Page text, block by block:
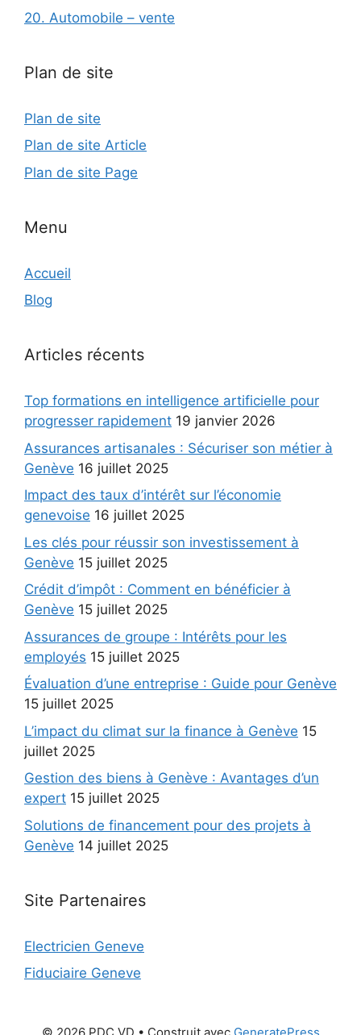
20. Automobile – vente
Plan de site
Plan de site
Plan de site Article
Plan de site Page
Menu
Accueil
Blog
Articles récents
Top formations en intelligence artificielle pour
progresser rapidement 19 janvier 2026
Assurances artisanales : Sécuriser son métier à
Genève 16 juillet 2025
Impact des taux d’intérêt sur l’économie
genevoise 16 juillet 2025
Les clés pour réussir son investissement à
Genève 15 juillet 2025
Crédit d’impôt : Comment en bénéficier à
Genève 15 juillet 2025
Assurances de groupe : Intérêts pour les
employés 15 juillet 2025
Évaluation d’une entreprise : Guide pour Genève
15 juillet 2025
L’impact du climat sur la finance à Genève 15
juillet 2025
Gestion des biens à Genève : Avantages d’un
expert 15 juillet 2025
Solutions de financement pour des projets à
Genève 14 juillet 2025
Site Partenaires
Electricien Geneve
Fiduciaire Geneve